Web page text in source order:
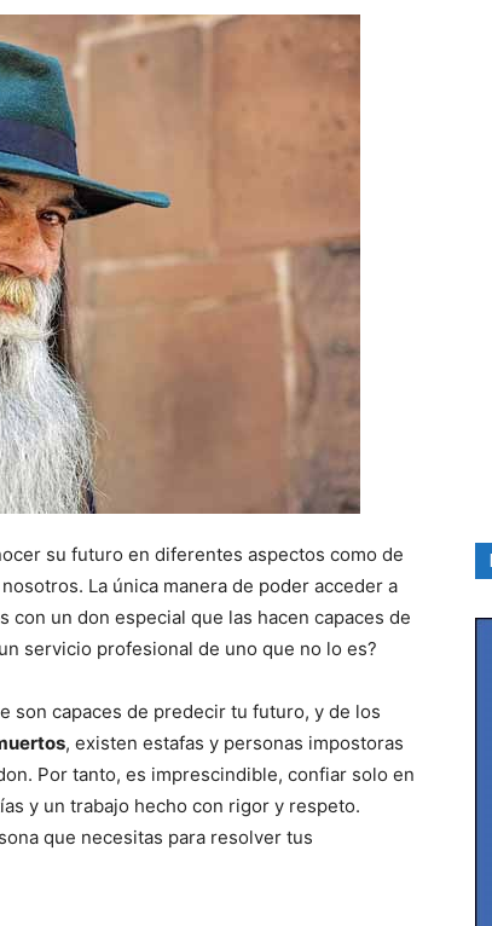
su futuro en diferentes aspectos como de
La única manera de poder acceder a
con un don especial que las hacen capaces de
servicio profesional de uno que no lo es?
son capaces de predecir tu futuro, y de los
, existen estafas y personas impostoras
Por tanto, es imprescindible, confiar solo en
y un trabajo hecho con rigor y respeto.
que necesitas para resolver tus